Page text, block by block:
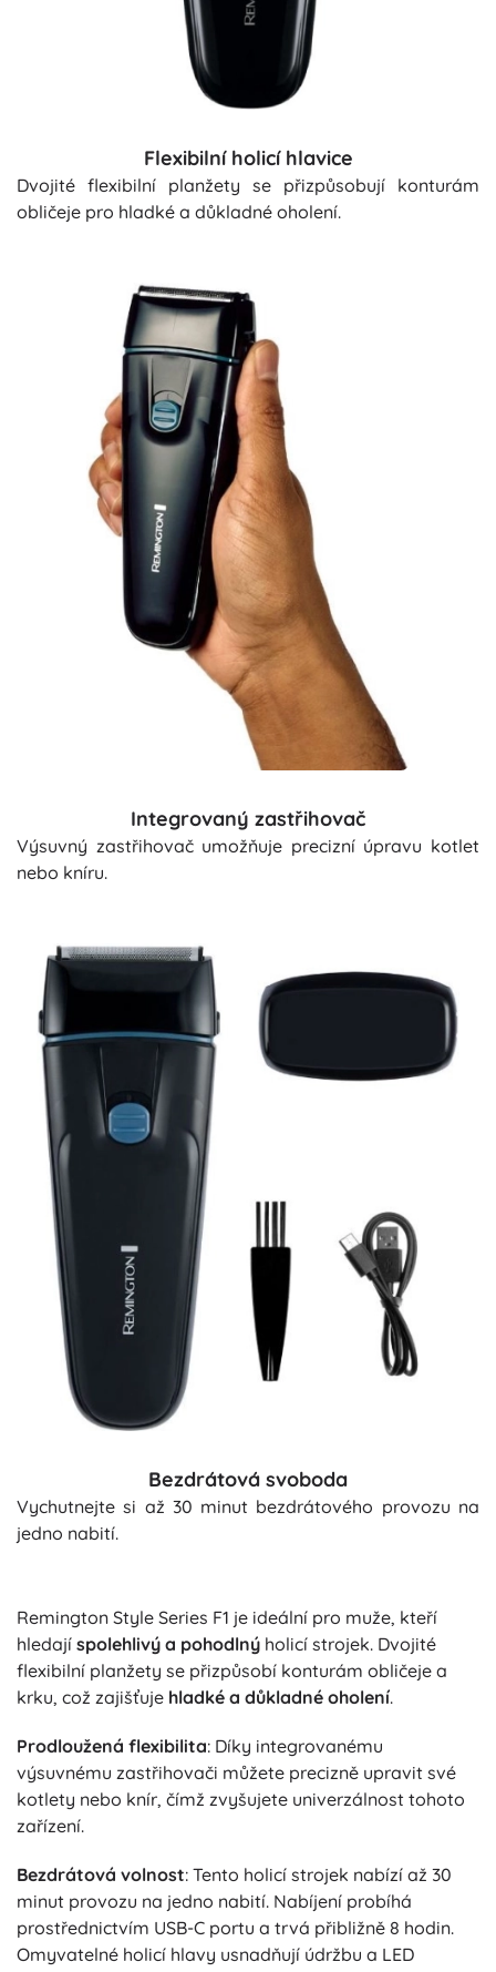
Flexibilní holicí hlavice
Dvojité flexibilní planžety se přizpůsobují konturám
obličeje pro hladké a důkladné oholení.
Integrovaný zastřihovač
Výsuvný zastřihovač umožňuje precizní úpravu kotlet
nebo kníru.
Bezdrátová svoboda
Vychutnejte si až 30 minut bezdrátového provozu na
jedno nabití.
Remington Style Series F1 je ideální pro muže, kteří
hledají spolehlivý a pohodlný holicí strojek. Dvojité
flexibilní planžety se přizpůsobí konturám obličeje a
krku, což zajišťuje hladké a důkladné oholení.
Prodloužená flexibilita: Díky integrovanému
výsuvnému zastřihovači můžete precizně upravit své
kotlety nebo knír, čímž zvyšujete univerzálnost tohoto
zařízení.
Bezdrátová volnost: Tento holicí strojek nabízí až 30
minut provozu na jedno nabití. Nabíjení probíhá
prostřednictvím USB-C portu a trvá přibližně 8 hodin.
Omyvatelné holicí hlavy usnadňují údržbu a LED